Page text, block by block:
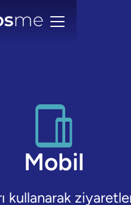
Mobil
kullanarak